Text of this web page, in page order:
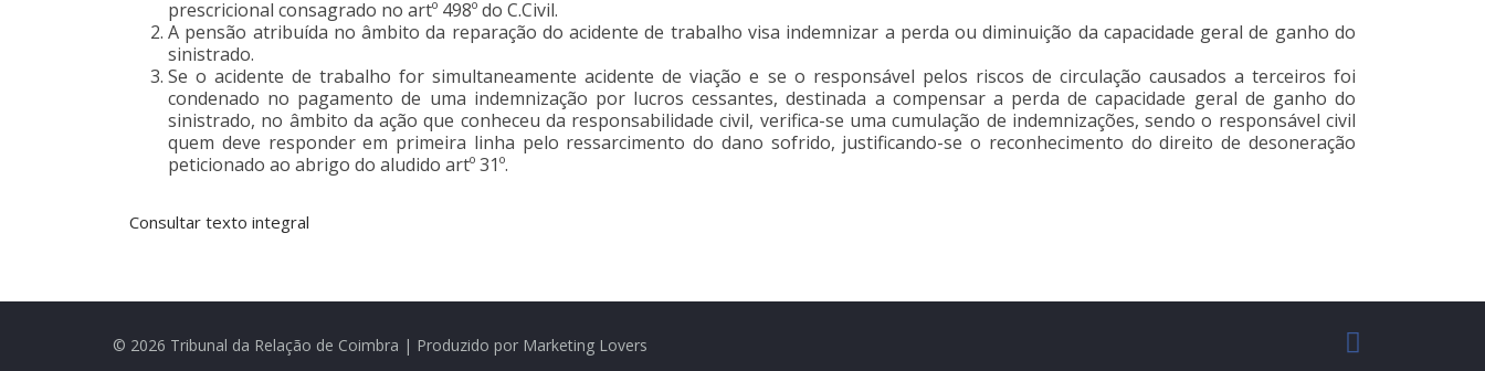
prescricional consagrado no artº 498º do C.Civil.
A pensão atribuída no âmbito da reparação do acidente de trabalho visa indemnizar a perda ou diminuição da capacidade geral de ganho do
sinistrado.
Se o acidente de trabalho for simultaneamente acidente de viação e se o responsável pelos riscos de circulação causados a terceiros foi
condenado no pagamento de uma indemnização por lucros cessantes, destinada a compensar a perda de capacidade geral de ganho do
sinistrado, no âmbito da ação que conheceu da responsabilidade civil, verifica-se uma cumulação de indemnizações, sendo o responsável civil
quem deve responder em primeira linha pelo ressarcimento do dano sofrido, justificando-se o reconhecimento do direito de desoneração
peticionado ao abrigo do aludido artº 31º.
Consultar texto integral
© 2026 Tribunal da Relação de Coimbra | Produzido por Marketing Lovers